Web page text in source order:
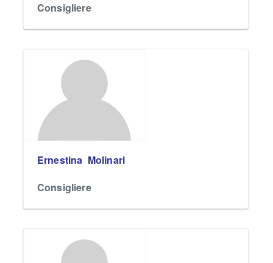
Consigliere
Ernestina Molinari
Consigliere